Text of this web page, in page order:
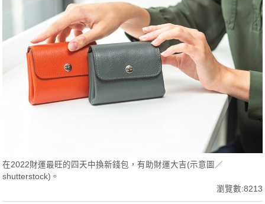
在2022財運最旺的四天中換新錢包，有助財運大吉(示意圖／
shutterstock)。
瀏覽數:8213